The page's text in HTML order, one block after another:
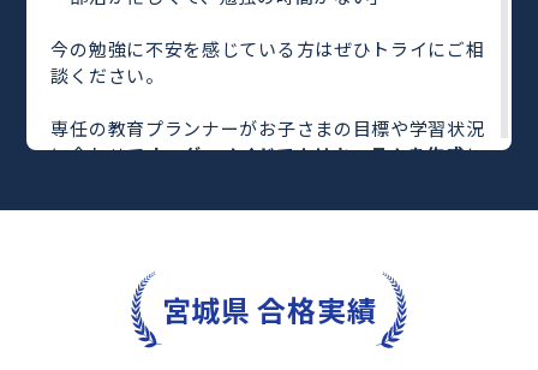
今の勉強に不安を感じている方はぜひトライにご相
談ください。
専任の教育プランナーがお子さまの目標や学習状況
に合わせてオーダーメイドでカリキュラムを作成し
完全マンツーマンで自分に合った教師がわかるまで
さらに、単元別の学習の理解度がわかる「AI学習診
や授業内容や授業以外の勉強をナビゲートする
「DAILY TRY」
など、豊富な学習コンテンツが
宮城県 合格実績